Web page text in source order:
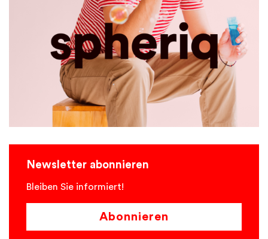
Newsletter abonnieren
Bleiben Sie informiert!
Abonnieren